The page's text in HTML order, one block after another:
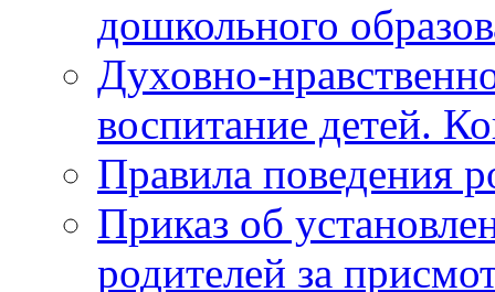
дошкольного
Духовно-
воспитание детей.
Правила поведения
Приказ об
родителей за